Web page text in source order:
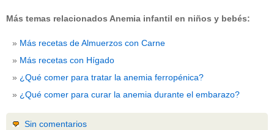
Más temas relacionados Anemia infantil en niños y bebés:
Más recetas de Almuerzos con Carne
Más recetas con Hígado
¿Qué comer para tratar la anemia ferropénica?
¿Qué comer para curar la anemia durante el embarazo?
Sin comentarios